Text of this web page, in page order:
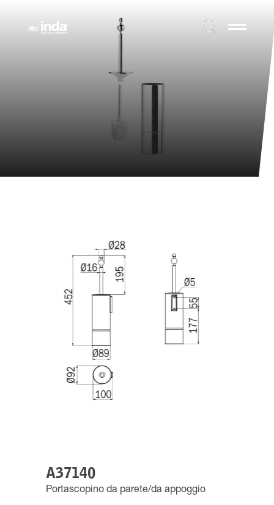
A37140
Portascopino da parete/da appoggio